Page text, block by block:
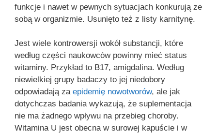
funkcje i nawet w pewnych sytuacjach konkurują ze
sobą w organizmie. Usunięto też z listy karnitynę.
Jest wiele kontrowersji wokół substancji, które
według części naukowców powinny mieć status
witaminy. Przykład to B17, amigdalina. Według
niewielkiej grupy badaczy to jej niedobory
odpowiadają za epidemię nowotworów, ale jak
dotychczas badania wykazują, że suplementacja
nie ma żadnego wpływu na przebieg choroby.
Witamina U jest obecna w surowej kapuście i w